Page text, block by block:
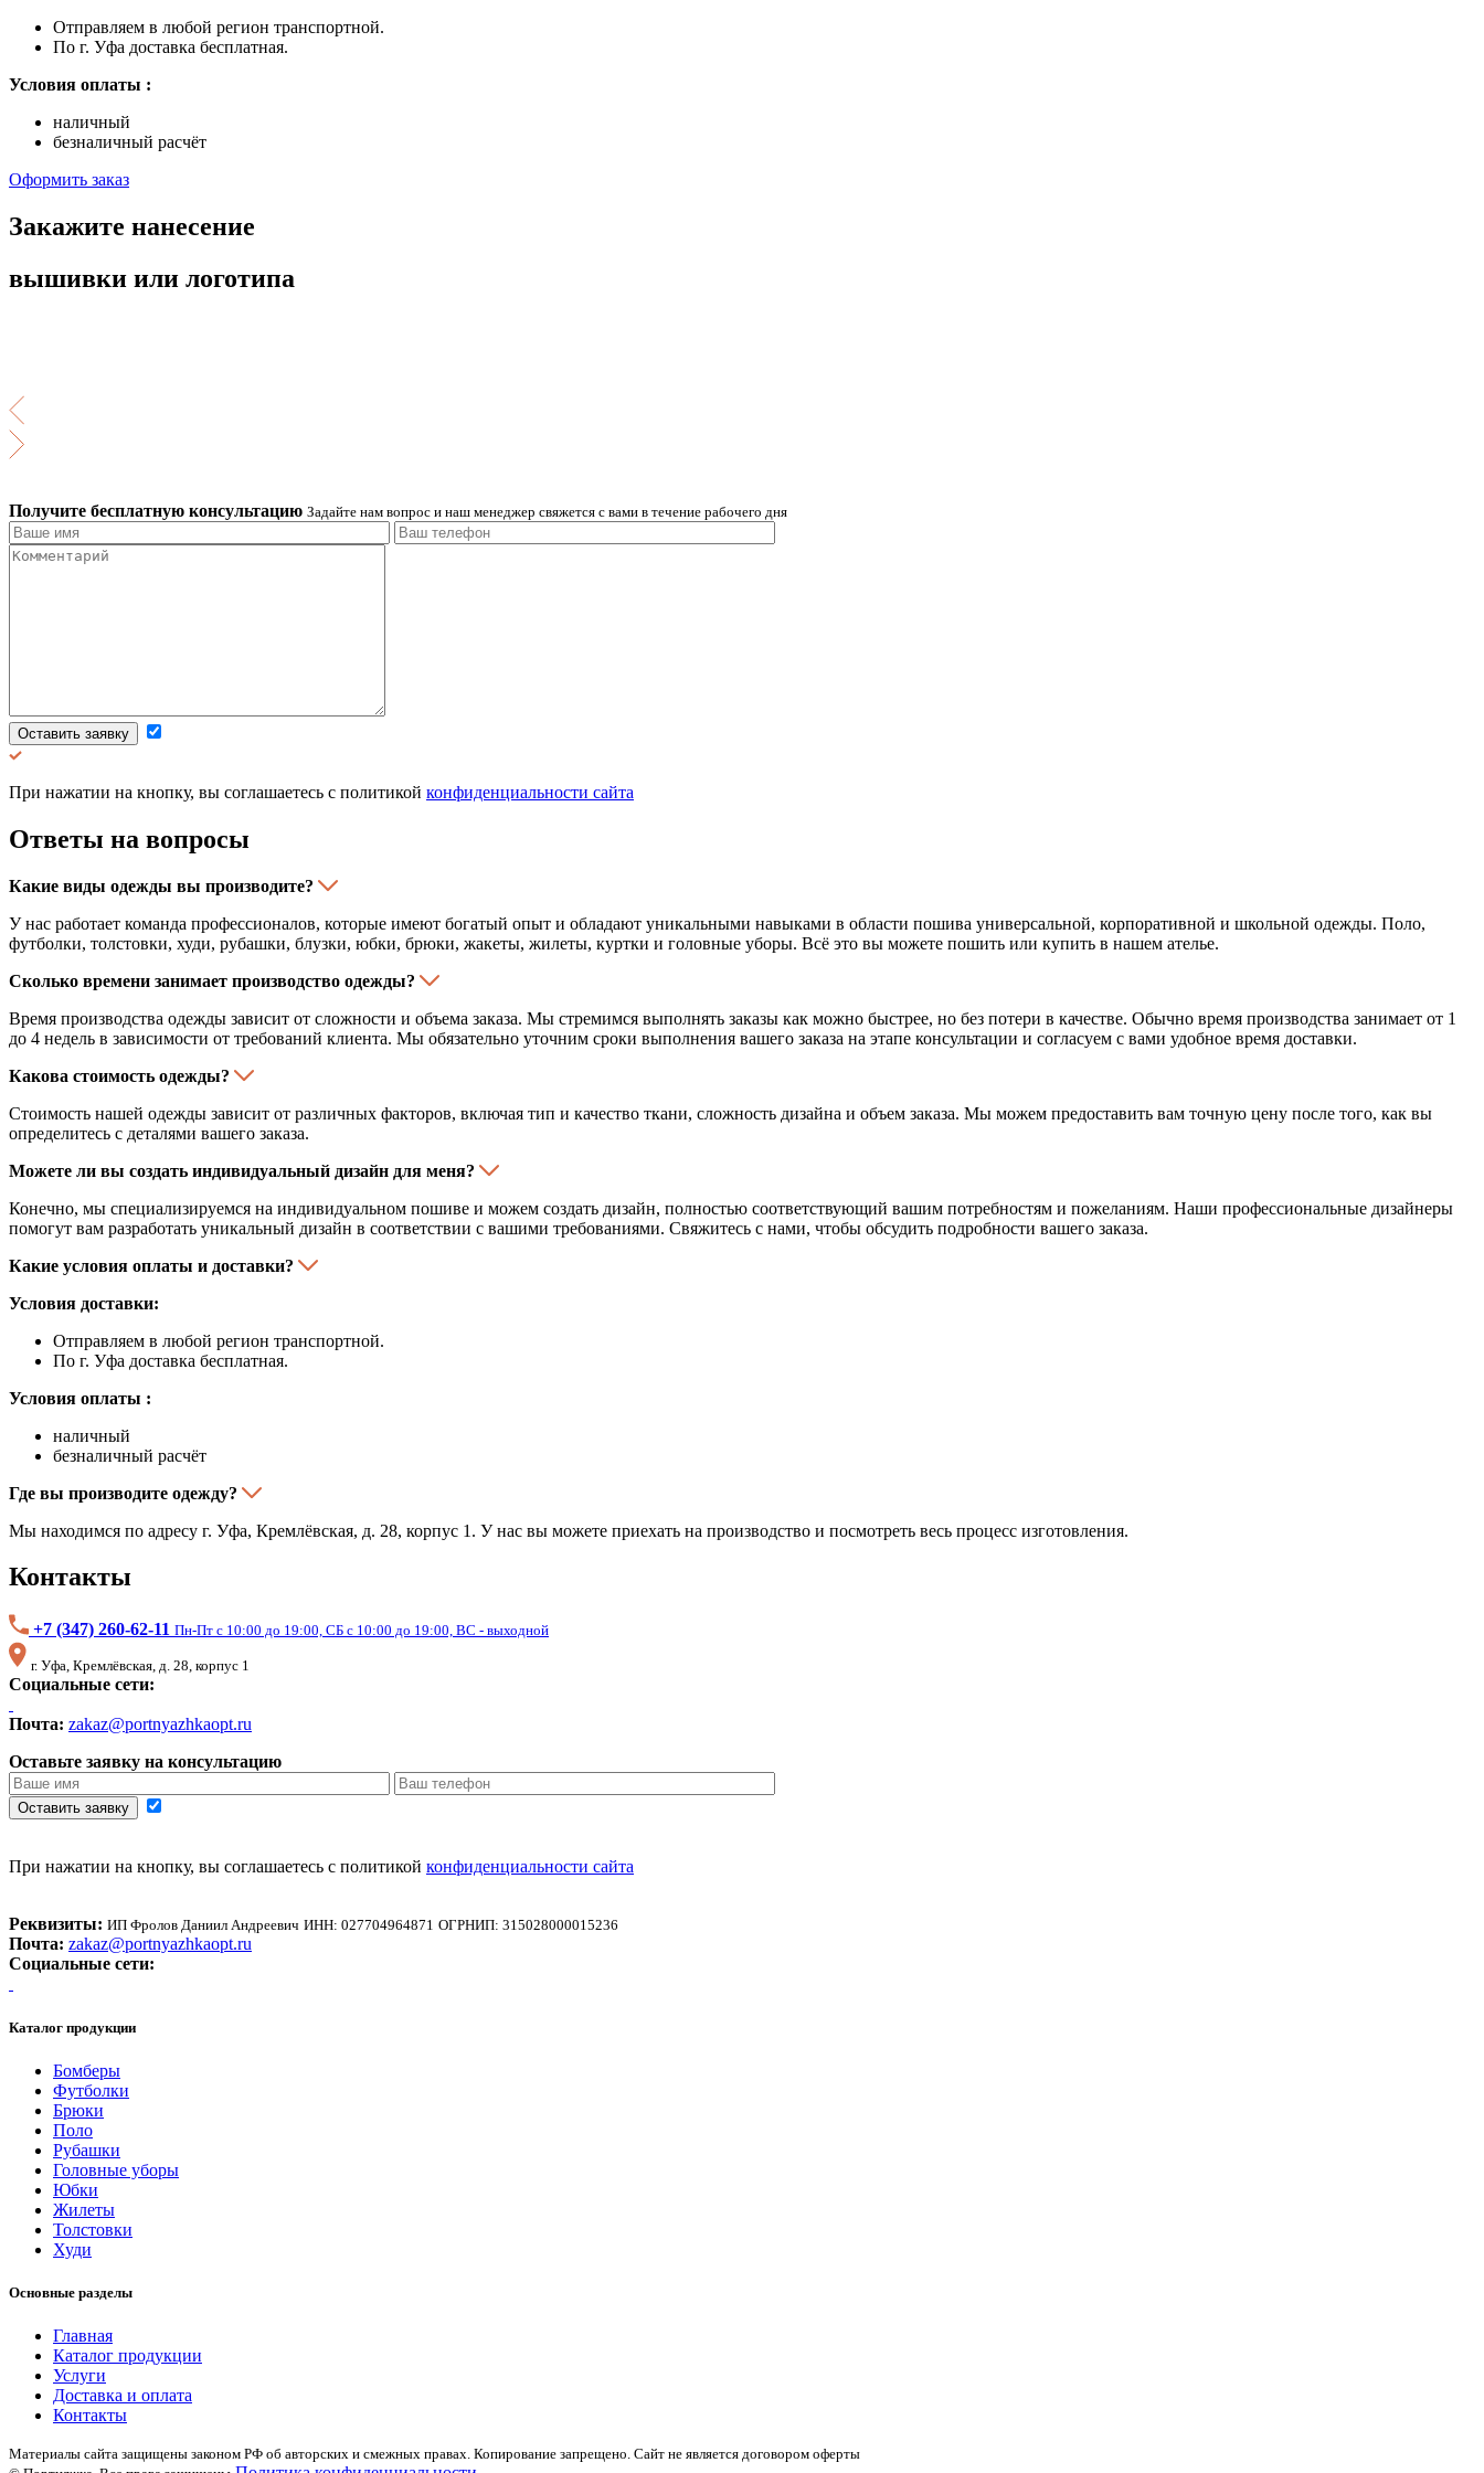
Отправляем в любой регион транспортной.
По г. Уфа доставка бесплатная.
Условия оплаты :
наличный
безналичный расчёт
Оформить заказ
Закажите нанесение
вышивки или логотипа
Получите бесплатную консультацию Задайте нам вопрос и наш менеджер свяжется с вами в течение рабочего дня
Оставить заявку
При нажатии на кнопку, вы соглашаетесь с политикой конфиденциальности сайта
Ответы на вопросы
Какие виды одежды вы производите?
У нас работает команда профессионалов, которые имеют богатый опыт и обладают уникальными навыками в области пошива универсальной, корпоративной и школьной одежды. Поло,
футболки, толстовки, худи, рубашки, блузки, юбки, брюки, жакеты, жилеты, куртки и головные уборы. Всё это вы можете пошить или купить в нашем ателье.
Сколько времени занимает производство одежды?
Время производства одежды зависит от сложности и объема заказа. Мы стремимся выполнять заказы как можно быстрее, но без потери в качестве. Обычно время производства занимает от 1
до 4 недель в зависимости от требований клиента. Мы обязательно уточним сроки выполнения вашего заказа на этапе консультации и согласуем с вами удобное время доставки.
Какова стоимость одежды?
Стоимость нашей одежды зависит от различных факторов, включая тип и качество ткани, сложность дизайна и объем заказа. Мы можем предоставить вам точную цену после того, как вы
определитесь с деталями вашего заказа.
Можете ли вы создать индивидуальный дизайн для меня?
Конечно, мы специализируемся на индивидуальном пошиве и можем создать дизайн, полностью соответствующий вашим потребностям и пожеланиям. Наши профессиональные дизайнеры
помогут вам разработать уникальный дизайн в соответствии с вашими требованиями. Свяжитесь с нами, чтобы обсудить подробности вашего заказа.
Какие условия оплаты и доставки?
Условия доставки:
Отправляем в любой регион транспортной.
По г. Уфа доставка бесплатная.
Условия оплаты :
наличный
безналичный расчёт
Где вы производите одежду?
Мы находимся по адресу г. Уфа, Кремлёвская, д. 28, корпус 1. У нас вы можете приехать на производство и посмотреть весь процесс изготовления.
Контакты
+7 (347) 260-62-11 Пн-Пт с 10:00 до 19:00, СБ с 10:00 до 19:00, ВС - выходной
г. Уфа, Кремлёвская, д. 28, корпус 1
Социальные сети:
Почта: zakaz@portnyazhkaopt.ru
Оставьте заявку на консультацию
Оставить заявку
При нажатии на кнопку, вы соглашаетесь с политикой конфиденциальности сайта
Реквизиты: ИП Фролов Даниил Андреевич ИНН: 027704964871 ОГРНИП: 315028000015236
Почта: zakaz@portnyazhkaopt.ru
Социальные сети:
Каталог продукции
Бомберы
Футболки
Брюки
Поло
Рубашки
Головные уборы
Юбки
Жилеты
Толстовки
Худи
Основные разделы
Главная
Каталог продукции
Услуги
Доставка и оплата
Контакты
Материалы сайта защищены законом РФ об авторских и смежных правах. Копирование запрещено. Сайт не является договором оферты